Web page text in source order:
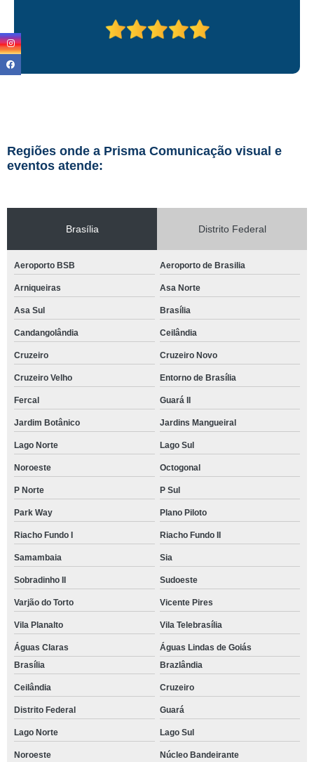
Regiões onde a Prisma Comunicação visual e
eventos atende:
Brasília Distrito Federal
Aeroporto BSB Aeroporto de Brasilia
Arniqueiras Asa Norte
Asa Sul Brasília
Candangolândia Ceilândia
Cruzeiro Cruzeiro Novo
Cruzeiro Velho Entorno de Brasília
Fercal Guará II
Jardim Botânico Jardins Mangueiral
Lago Norte Lago Sul
Noroeste Octogonal
P Norte P Sul
Park Way Plano Piloto
Riacho Fundo I Riacho Fundo II
Samambaia Sia
Sobradinho II Sudoeste
Varjão do Torto Vicente Pires
Vila Planalto Vila Telebrasília
Águas Claras
Águas Lindas de Goiás
Brasília
Brazlândia
Ceilândia Cruzeiro
Distrito Federal Guará
Lago Norte Lago Sul
Noroeste Núcleo Bandeirante